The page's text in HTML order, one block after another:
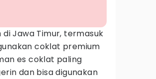
Jawa Timur, termasuk
coklat premium
es coklat paling
dan bisa digunakan